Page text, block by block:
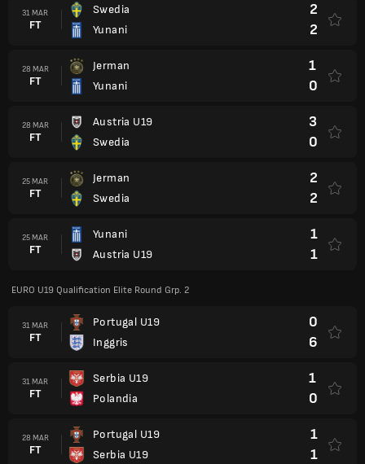
31 MAR
FT
Swedia
Yunani
2
2
28 MAR
FT
Jerman
Yunani
1
0
28 MAR
FT
Austria U19
Swedia
3
0
25 MAR
FT
Jerman
Swedia
2
2
25 MAR
FT
Yunani
Austria U19
1
1
EURO U19 Qualification Elite Round Grp. 2
31 MAR
FT
Portugal U19
Inggris
0
6
31 MAR
FT
Serbia U19
Polandia
1
0
28 MAR
FT
Portugal U19
Serbia U19
1
1